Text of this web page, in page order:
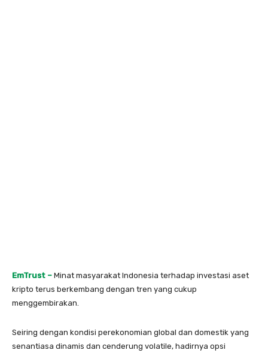
EmTrust – Minat masyarakat Indonesia terhadap investasi aset
kripto terus berkembang dengan tren yang cukup
menggembirakan.
Seiring dengan kondisi perekonomian global dan domestik yang
senantiasa dinamis dan cenderung volatile, hadirnya opsi